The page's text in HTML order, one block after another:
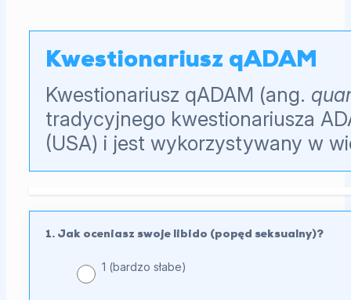
Kwestionariusz qADAM
Kwestionariusz qADAM (ang.
tradycyjnego kwestionariusza
(USA) i jest wykorzystywany w
objawów
1. Jak oceniasz swoje libido (popęd seksualny)?
1 (bardzo słabe)